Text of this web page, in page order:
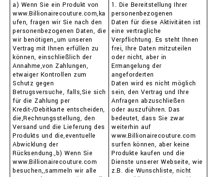
a) Wenn Sie ein Produkt von
www.Billionairecouture.com,ka
ufen, fragen wir Sie nach den
personenbezogenen Daten, die
wir benötigen,,um unseren
Vertrag mit Ihnen erfüllen zu
können, einschließlich der
Annahme,von Zahlungen,
etwaiger Kontrollen zum
Schutz gegen
Betrugsversuche, falls,Sie sich
für die Zahlung per
Kredit-/Debitkarte entscheiden,
die,Rechnungsstellung, den
Versand und die Lieferung des
Produkts und die,eventuelle
Abwicklung der
Rücksendung.,b) Wenn Sie
www.Billionairecouture.com
besuchen,,sammeln wir alle
1. Die Bereitstellung Ihrer
personenbezogenen
Daten für diese Aktivitäten ist
eine vertragliche
Verpflichtung. Es steht Ihnen
frei, Ihre Daten mitzuteilen
oder nicht, aber in
Ermangelung der
angeforderten
Daten wird es nicht möglich
sein, den Vertrag und Ihre
Anfragen abzuschließen
oder auszuführen. Das
bedeutet, dass Sie zwar
weiterhin auf
www.Billionairecouture.com
surfen können, aber keine
Produkte kaufen und die
Dienste unserer Webseite, wie
z.B. die Wunschliste, nicht